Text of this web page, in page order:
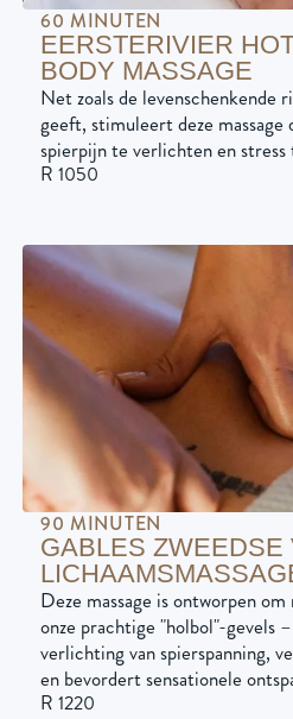
60 MINUTEN
EERSTERIVIER
BODY MASSAGE
Net zoals de levenschenkende
geeft, stimuleert deze
spierpijn te verlichten en
R 1050
90 MINUTEN
GABLES ZWEEDSE
Deze massage is ontworpen
onze prachtige "holbol"-gevels
verlichting van spierspanning,
en bevordert sensationele
R 1220